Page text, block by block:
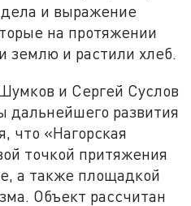
и выражение
на протяжении
землю и растили хлеб.
и Сергей Суслов
дальнейшего развития
что «Нагорская
точкой притяжения
а также площадкой
Объект рассчитан